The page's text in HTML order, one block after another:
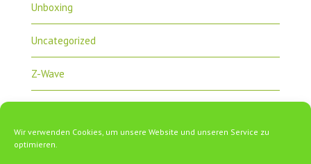
Wir verwenden Cookies, um unsere Website und unseren Service zu
optimieren.
Unboxing
Uncategorized
Z-Wave
ZipaTile